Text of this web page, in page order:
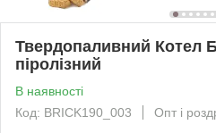
Твердопаливний Котел
піролізний
В наявності
Код: BRICK190_003
Опт і